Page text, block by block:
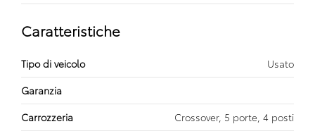
Caratteristiche
Tipo di veicolo
Usato
Garanzia
Carrozzeria
Crossover, 5 porte, 4 posti